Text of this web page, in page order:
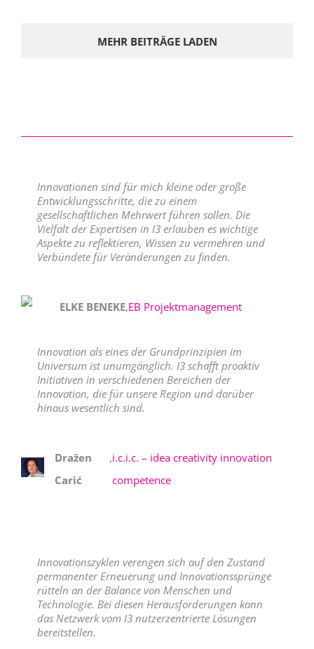
MEHR BEITRÄGE LADEN
Innovationen sind für mich kleine oder große
Entwicklungsschritte, die zu einem
gesellschaftlichen Mehrwert führen sollen. Die
Vielfalt der Expertisen in I3 erlauben es wichtige
Aspekte zu reflektieren, Wissen zu vermehren und
Verbündete für Veränderungen zu finden.
ELKE BENEKE,EB Projektmanagement
Innovation als eines der Grundprinzipien im
Universum ist unumgänglich. I3 schafft proaktiv
Initiativen in verschiedenen Bereichen der
Innovation, die für unsere Region und darüber
hinaus wesentlich sind.
Dražen
Carić
,i.c.i.c. – idea creativity innovation
competence
Innovationszyklen verengen sich auf den Zustand
permanenter Erneuerung und Innovationssprünge
rütteln an der Balance von Menschen und
Technologie. Bei diesen Herausforderungen kann
das Netzwerk vom I3 nutzerzentrierte Lösungen
bereitstellen.